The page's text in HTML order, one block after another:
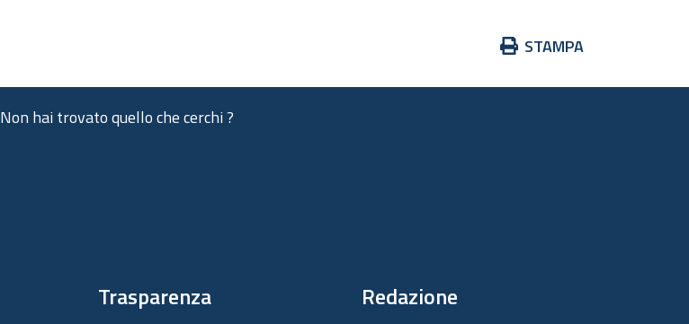
Azioni
documento
STAMPA
Non hai trovato quello che cerchi ?
Trasparenza Redazione